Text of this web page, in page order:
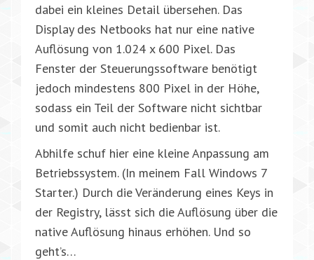
dabei ein kleines Detail übersehen. Das
Display des Netbooks hat nur eine native
Auflösung von 1.024 x 600 Pixel. Das
Fenster der Steuerungssoftware benötigt
jedoch mindestens 800 Pixel in der Höhe,
sodass ein Teil der Software nicht sichtbar
und somit auch nicht bedienbar ist.
Abhilfe schuf hier eine kleine Anpassung am
Betriebssystem. (In meinem Fall Windows 7
Starter.) Durch die Veränderung eines Keys in
der Registry, lässt sich die Auflösung über die
native Auflösung hinaus erhöhen. Und so
geht’s…